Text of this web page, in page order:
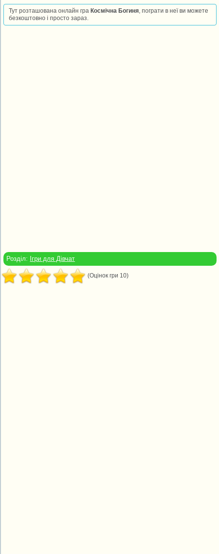
Тут розташована онлайн гра Космічна Богиня, пограти в неї ви можете
безкоштовно і просто зараз.
Розділ: Ігри для Дівчат
(Оцінок гри 10)